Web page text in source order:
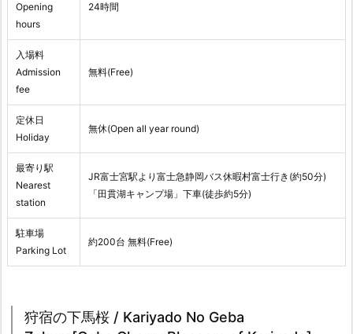
Opening
hours
24時間
入場料
Admission
fee
無料(Free)
定休日
Holiday
無休(Open all year round)
最寄り駅
Nearest
station
JR富士宮駅より富士急静岡バス休暇村富士行き(約50分)
「田貫湖キャンプ場」下車(徒歩約5分)
駐車場
Parking Lot
約200台 無料(Free)
狩宿の下馬桜 / Kariyado No Geba